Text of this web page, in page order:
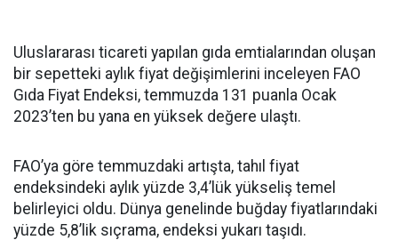
Uluslararası ticareti yapılan gıda emtialarından oluşan
bir sepetteki aylık fiyat değişimlerini inceleyen FAO
Gıda Fiyat Endeksi, temmuzda 131 puanla Ocak
2023’ten bu yana en yüksek değere ulaştı.
FAO’ya göre temmuzdaki artışta, tahıl fiyat
endeksindeki aylık yüzde 3,4’lük yükseliş temel
belirleyici oldu. Dünya genelinde buğday fiyatlarındaki
yüzde 5,8’lik sıçrama, endeksi yukarı taşıdı.